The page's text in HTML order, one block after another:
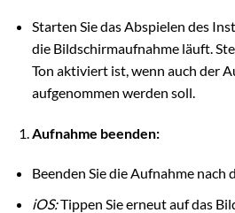
Starten Sie das Abspielen des
die Bildschirmaufnahme läuft.
Ton aktiviert ist, wenn auch der
aufgenommen werden soll.
Aufnahme beenden:
Beenden Sie die Aufnahme nach
iOS:Tippen Sie erneut auf das